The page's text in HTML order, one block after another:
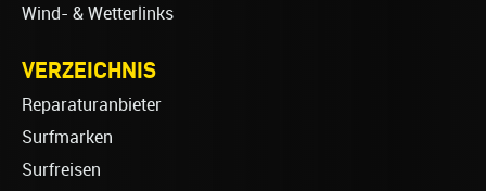
Wind- & Wetterlinks
VERZEICHNIS
Reparaturanbieter
Surfmarken
Surfreisen